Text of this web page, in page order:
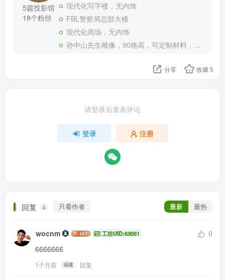
5篇投影馆
18个粉丝
现代化写字楼，无内饰
FBL警察局总部大楼
现代化商场，无内饰
孙中山先生雕像，90格高，可定制材料，规格，评论区回复
分享 收藏5
请登录后发表评论
登录 注册
回复 4 只看作者 最新 最热
wocnm 工坊UID:63051
0
6666666
1个月前 福建 回复